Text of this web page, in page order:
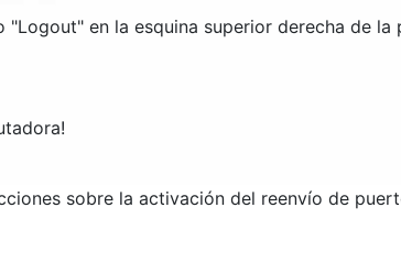
"Logout" en la esquina superior derecha de la
sobre la activación del reenvío de